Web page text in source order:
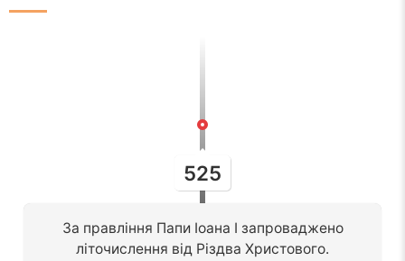
525
За правління Папи Іоана I запроваджено
літочислення від Різдва Христового.